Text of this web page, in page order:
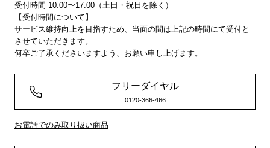
受付時間 10:00〜17:00（土日・祝日を除く）
【受付時間について】
サービス維持向上を目指すため、当面の間は上記の時間にて受付と
させていただきます。
何卒ご了承くださいますよう、お願い申し上げます。
フリーダイヤル
0120-366-466
お電話でのみ取り扱い商品